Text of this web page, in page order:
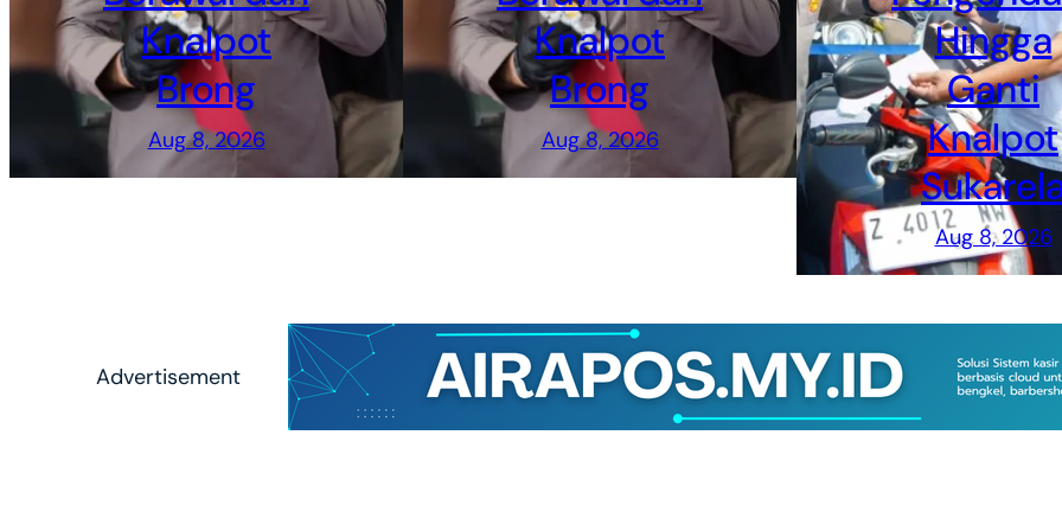
Knalpot
Brong
Aug 8, 2026
Knalpot
Brong
Aug 8, 2026
Hingga
Ganti
Knalpot
Aug 8, 2026
Advertisement